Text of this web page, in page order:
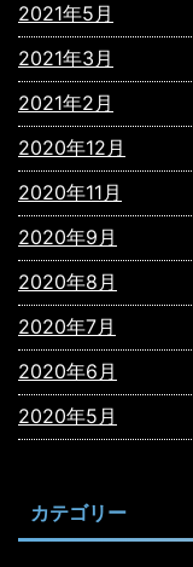
2021年5月
2021年3月
2021年2月
2020年12月
2020年11月
2020年9月
2020年8月
2020年7月
2020年6月
2020年5月
カテゴリー